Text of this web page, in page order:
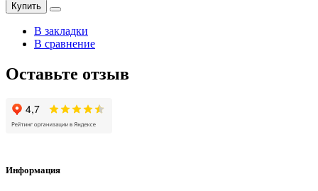
Купить
В закладки
В сравнение
Оставьте отзыв
Информация